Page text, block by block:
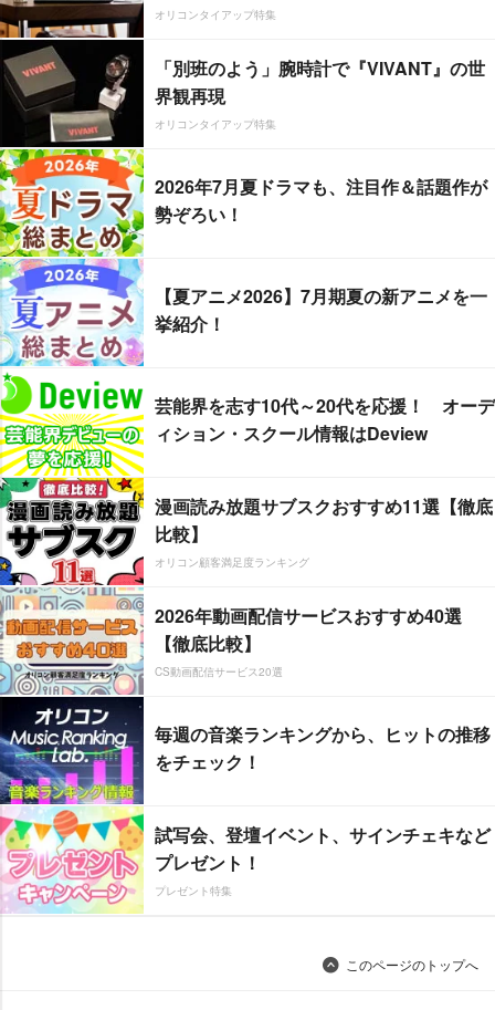
オリコンタイアップ特集
「別班のよう」腕時計で『VIVANT』の世
界観再現
オリコンタイアップ特集
2026年7月夏ドラマも、注目作＆話題作が
勢ぞろい！
【夏アニメ2026】7月期夏の新アニメを一
挙紹介！
芸能界を志す10代～20代を応援！ オーデ
ィション・スクール情報はDeview
漫画読み放題サブスクおすすめ11選【徹底
比較】
オリコン顧客満足度ランキング
2026年動画配信サービスおすすめ40選
【徹底比較】
CS動画配信サービス20選
毎週の音楽ランキングから、ヒットの推移
をチェック！
試写会、登壇イベント、サインチェキなど
プレゼント！
プレゼント特集
このページのトップへ